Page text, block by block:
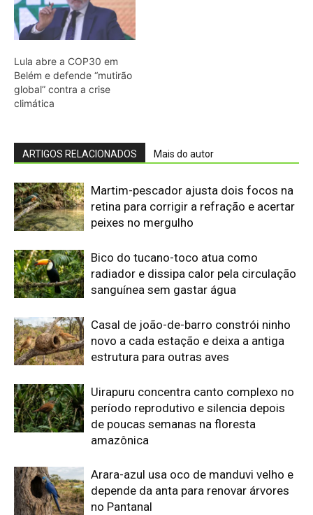
Lula abre a COP30 em
Belém e defende “mutirão
global” contra a crise
climática
ARTIGOS RELACIONADOS Mais do autor
Martim-pescador ajusta dois focos na
retina para corrigir a refração e acertar
peixes no mergulho
Bico do tucano-toco atua como
radiador e dissipa calor pela circulação
sanguínea sem gastar água
Casal de joão-de-barro constrói ninho
novo a cada estação e deixa a antiga
estrutura para outras aves
Uirapuru concentra canto complexo no
período reprodutivo e silencia depois
de poucas semanas na floresta
amazônica
Arara-azul usa oco de manduvi velho e
depende da anta para renovar árvores
no Pantanal